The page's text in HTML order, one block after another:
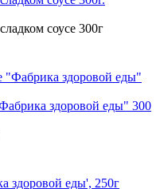
соусе 300г
здоровой еды" 300